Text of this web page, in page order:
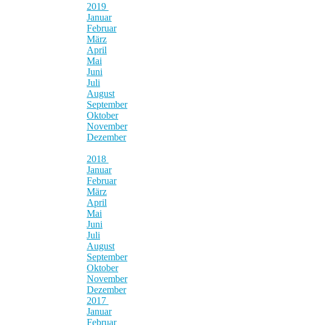
2019
Januar
Februar
März
April
Mai
Juni
Juli
August
September
Oktober
November
Dezember
2018
Januar
Februar
März
April
Mai
Juni
Juli
August
September
Oktober
November
Dezember
2017
Januar
Februar